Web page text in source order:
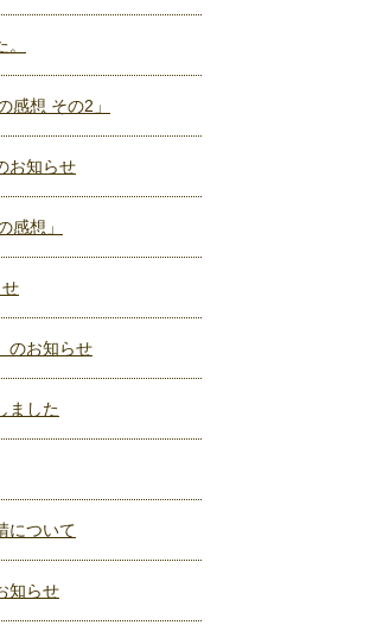
感想 その2」
お知らせ
感想」
のお知らせ
ました
について
知らせ